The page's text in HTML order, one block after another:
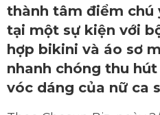
thành tâm điểm chú
tại một sự kiện với
hợp bikini và áo sơ
nhanh chóng thu
vóc dáng của nữ ca